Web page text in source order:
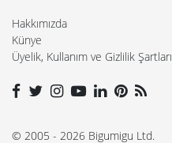
Hakkımızda
Künye
Üyelik, Kullanım ve Gizlilik Şartları
© 2005 - 2026 Bigumigu Ltd.